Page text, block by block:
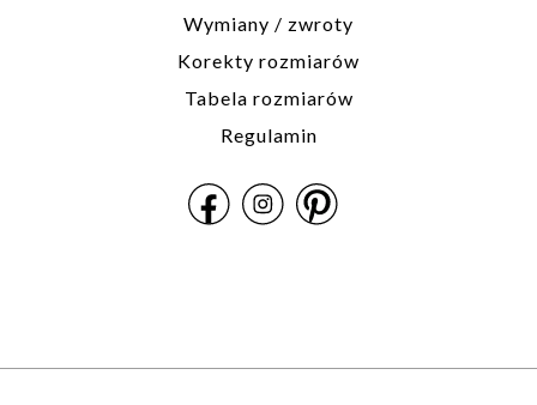
Wymiany / zwroty
Korekty rozmiarów
Tabela rozmiarów
Regulamin